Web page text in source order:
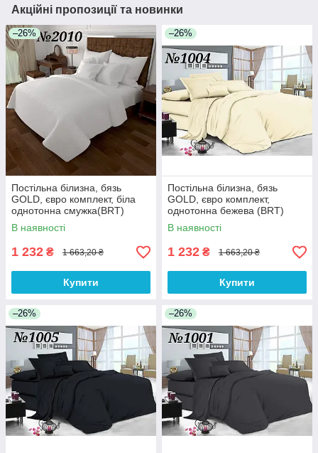
Акційні пропозиції та новинки
–26%
Постільна білизна, бязь
GOLD, євро комплект, біла
однотонна смужка(BRT)
В наявності
1 232 ₴ 1 663,20 ₴
Купити
–26%
Постільна білизна, бязь
GOLD, євро комплект,
однотонна бежева (BRT)
В наявності
1 232 ₴ 1 663,20 ₴
Купити
–26% –26%